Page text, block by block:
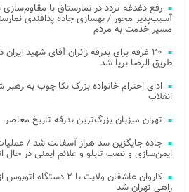
رفع دغدغه تردد در نمارستاق با مقاوم‌سازی
آسیب‌پذیر محور / بهسازی جاده پدافندی
مسیر خدمت به مردم
۲۰ غرفه برای بدرقه زائران آقای شهید
طریق الرضا برپا شد
ادای احترام خانواده بزرگ نکا چوب به رهبر
انقلاب
تهران میزبان بزرگ‌ترین بدرقه تاریخ معاصر
جاده جایگزین سد هراز آسفالت شد /
ایمن‌سازی و نصب تابلو و علائم ایمنی در حال
کاروان عاشقان ولایت با ۲ دستگاه
راهی تهران شد